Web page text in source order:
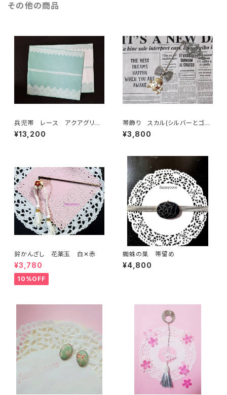
その他の商品
兵児帯 レース アクアグリー
ン(リバーシブル)
¥13,200
帯飾り スカル(シルバーとゴー
ルドのコンビ)
¥3,800
鈴かんざし 花薬玉 白✕赤
¥3,780
10%OFF
蜘蛛の巣 帯留め
¥4,800